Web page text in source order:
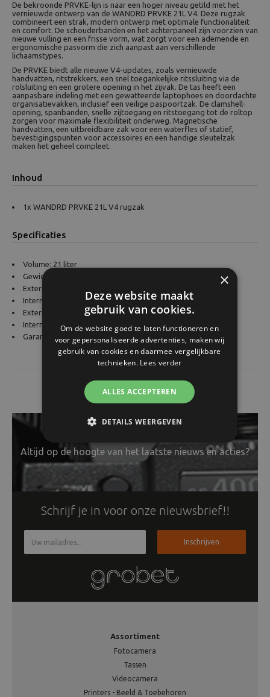
De bekroonde PRVKE-lijn is naar een hoger niveau getild met het
vernieuwde ontwerp van de WANDRD PRVKE 21L V4. Deze rugzak
combineert een strak, modern ontwerp met optimale functionaliteit
en comfort. De schouderbanden en het achterpaneel zijn voorzien van
nieuwe vulling en een frisse vorm, wat zorgt voor een ademende en
ergonomische pasvorm die zich aanpast aan verschillende
lichaamstypes.
De PRVKE biedt alle nieuwe V4-updates, zoals vernieuwde
handvatten, ritstrekkers, een snel toegankelijke ritssluiting via de
rolsluiting en een grotere opening in het zijvak. De tas heeft een
aanpasbare indeling met een gewatteerde laptophoes en doordachte
organisatievakken, inclusief een veilige paspoortzak. De clamshell-
opening, spanbanden, snelle zijtoegang en ritstoegang tot de roltop
zorgen voor maximale flexibiliteit onderweg. Magnetische
handvatten, een uitbreidbare zak voor een waterfles of statief,
bevestigingspunten voor accessoires en een handige sleutelzak
maken het geheel compleet.
Inhoud
1x WANDRD PRVKE 21L V4 rugzak
Specificaties
Volume: 21 liter
Gewicht: 1,3 kg
Externe afmetingen: 43 x 28 x 17 cm
Interne afmetingen: 41 x 25 x 14 cm
Externe materialen: Tarpaulin / 1680 balistisch nylon
Interne materialen: P200 denier met PU-coating
Garantie: Levenslang
Altijd op de hoogte van het laatste nieuws en acties?
Schrijf je in voor onze nieuwsbrief!!
Inschrijven
Assortiment
Fotocamera
Tassen
Videocamera
Printers - Beeld & Toebehoren
×
Deze website maakt
gebruik van cookies.
Om de website goed te laten functioneren en
voor gepersonaliseerde advertenties, maken wij
gebruik van cookies en daarmee vergelijkbare
technieken. Lees verder
ALLES ACCEPTEREN
DETAILS WEERGEVEN